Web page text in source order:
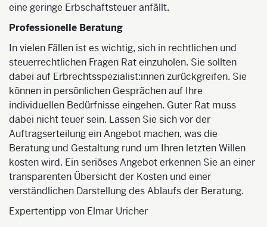
eine geringe Erbschaftsteuer anfällt.
Professionelle Beratung
In vielen Fällen ist es wichtig, sich in rechtlichen und
steuerrechtlichen Fragen Rat einzuholen. Sie sollten
dabei auf Erbrechtsspezialist:innen zurückgreifen. Sie
können in persönlichen Gesprächen auf Ihre
individuellen Bedürfnisse eingehen. Guter Rat muss
dabei nicht teuer sein. Lassen Sie sich vor der
Auftragserteilung ein Angebot machen, was die
Beratung und Gestaltung rund um Ihren letzten Willen
kosten wird. Ein seriöses Angebot erkennen Sie an einer
transparenten Übersicht der Kosten und einer
verständlichen Darstellung des Ablaufs der Beratung.
Expertentipp von Elmar Uricher